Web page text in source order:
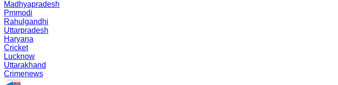
Madhyapradesh
Pmmodi
Rahulgandhi
Uttarpradesh
Haryana
Cricket
Lucknow
Uttarakhand
Crimenews